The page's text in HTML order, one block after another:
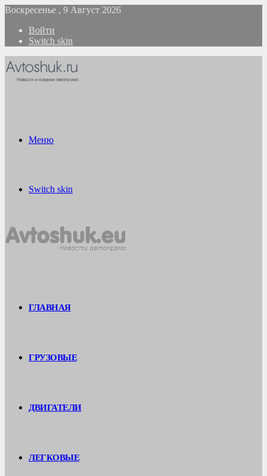
Воскресенье , 9 Август 2026
Войти
Switch skin
Меню
Switch skin
ГЛАВНАЯ
ГРУЗОВЫЕ
ДВИГАТЕЛИ
ЛЕГКОВЫЕ